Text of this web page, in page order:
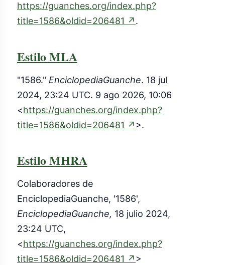
https://guanches.org/index.php?
title=1586&oldid=206481 ↗.
Estilo MLA
"1586." EnciclopediaGuanche. 18 jul
2024, 23:24 UTC. 9 ago 2026, 10:06
<https://guanches.org/index.php?
title=1586&oldid=206481 ↗(enlace
>.
Estilo MHRA
Colaboradores de
EnciclopediaGuanche, '1586',
EnciclopediaGuanche, 18 julio 2024,
23:24 UTC,
<https://guanches.org/index.php?
title=1586&oldid=206481 ↗(enlace
>